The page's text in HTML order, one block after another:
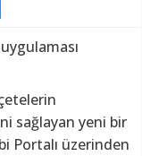
sağlayan yeni bir
Portalı üzerinden